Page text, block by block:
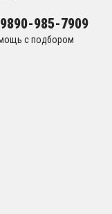
985-7909
с подбором